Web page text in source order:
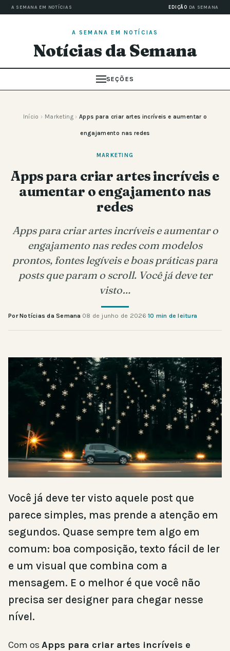
A SEMANA EM NOTÍCIAS EDIÇÃO DA SEMANA
A SEMANA EM NOTÍCIAS
Notícias da Semana
SEÇÕES
Início › Marketing › Apps para criar artes incríveis e aumentar o
engajamento nas redes
MARKETING
Apps para criar artes incríveis e
aumentar o engajamento nas
redes
Apps para criar artes incríveis e aumentar o
engajamento nas redes com modelos
prontos, fontes legíveis e boas práticas para
posts que param o scroll. Você já deve ter
visto…
Por Notícias da Semana·08 de junho de 2026·10 min de leitura
Você já deve ter visto aquele post que
parece simples, mas prende a atenção em
segundos. Quase sempre tem algo em
comum: boa composição, texto fácil de ler
e um visual que combina com a
mensagem. E o melhor é que você não
precisa ser designer para chegar nesse
nível.
Com os Apps para criar artes incríveis e